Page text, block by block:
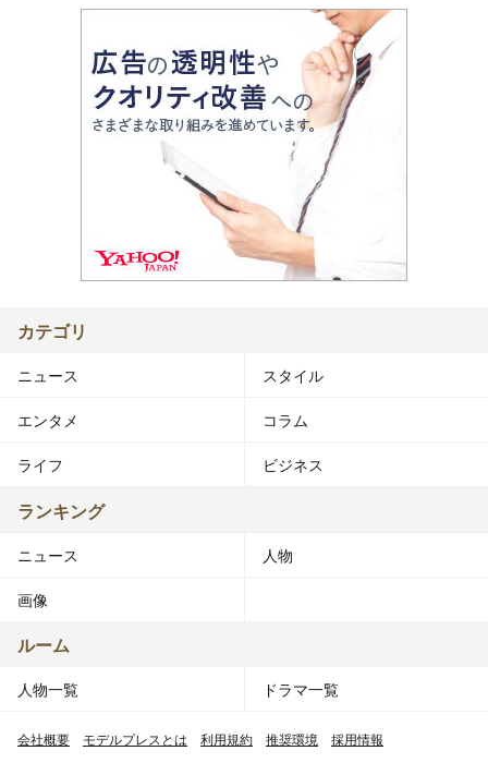
カテゴリ
ニュース スタイル
エンタメ コラム
ライフ ビジネス
ランキング
ニュース 人物
画像
ルーム
人物一覧 ドラマ一覧
会社概要 モデルプレスとは 利用規約 推奨環境 採用情報